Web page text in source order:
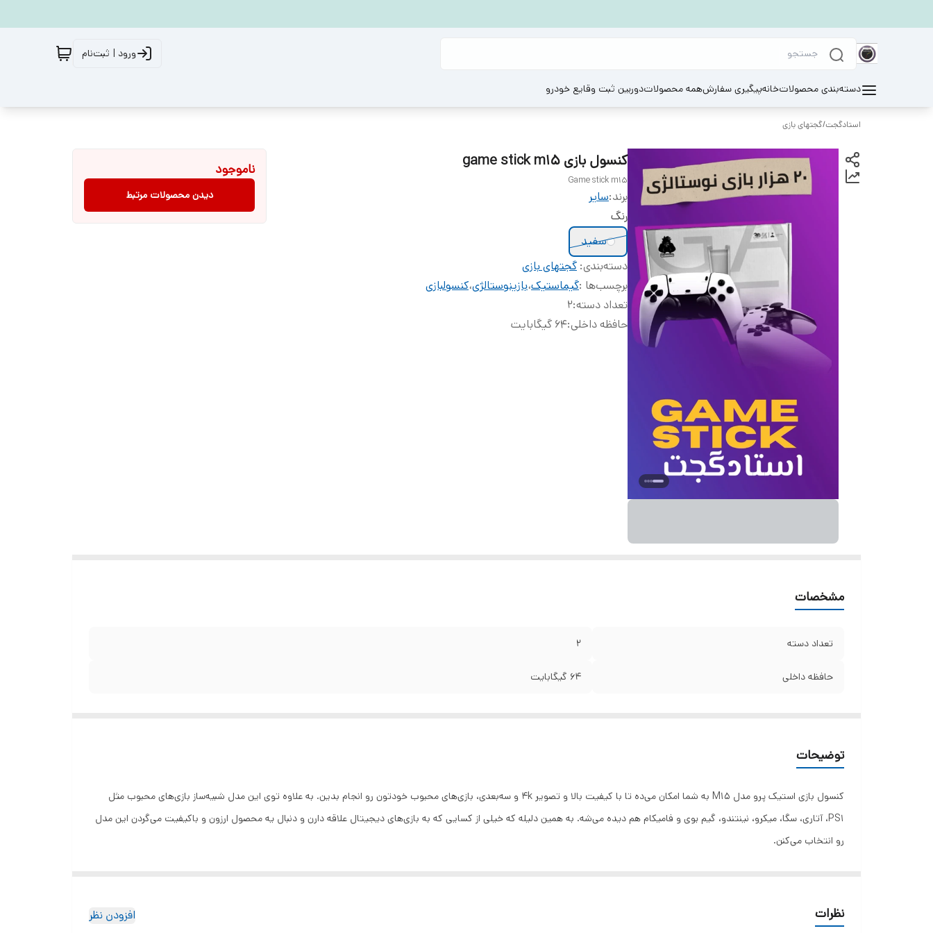
ورود | ثبت‌نام
دسته‌بندی محصولاتخانهپیگیری سفارشهمه محصولاتدوربین ثبت وقایع خودرو
استادگجت/گجتهای بازی
کنسول بازی game stick m15
Game stick m15
برند:ساير
رنگ
سفید
دسته‌بندی: گجتهای بازی
برچسب‌ها :گیماستیک،بازینوستالژی،کنسولبازی
تعداد دسته:۲
حافظه داخلی:۶۴ گیگابایت
ناموجود
دیدن محصولات مرتبط
مشخصات
تعداد دسته ۲
حافظه داخلی ۶۴ گیگابایت
توضیحات
کنسول بازی استیک پرو مدل M15 به شما امکان می‌ده تا با کیفیت بالا و تصویر 4k و سه‌بعدی، بازی‌های محبوب خودتون رو انجام بدین. به علاوه توی این مدل شبیه‌ساز بازی‌های محبوب مثل
PS1، آتاری، سگا، میکرو، نینتندو، گیم بوی و فامیکام هم دیده می‌شه. به همین دلیله که خیلی از کسایی که به بازی‌های دیجیتال علاقه دارن و دنبال یه محصول ارزون و باکیفیت می‌گردن این مدل
رو انتخاب می‌کنن.
گرمه. به علاوه ابعاد اون برابر با 15*45*108 میلی‌متره و یه کابل هم با طول 80 سانتی‌متر در بسته‌بندی اون قرار داده شده.
کنسول بازی استیک پرو مدل M15 دارای دو کنترلر هست که به شما امکان بازی با دو نفره رو می‌ده. با این محصول می‌تونین تصاویر با کیفیت 4k رو به صورت سه‌بعدی تماشا کنین.
نظرات افزودن نظر